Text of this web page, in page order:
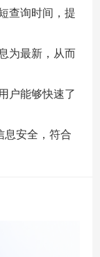
查询时间，提
为最新，从而
户能够快速了
息安全，符合